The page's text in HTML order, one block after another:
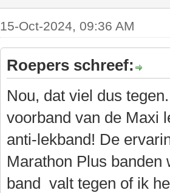
15-Oct-2024, 09:36 AM
Roepers schreef:
Nou, dat viel dus
voorband van de Maxi
anti-lekband! De
Marathon Plus banden
band valt tegen of ik